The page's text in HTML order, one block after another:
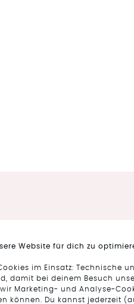
Website für dich zu
im Einsatz: Technische
damit bei deinem Besuch
Marketing- und Analyse-
können. Du kannst jederzeit
Alle zwei Wochen
Lieblingsstück nicht
unterstützt uns
zur Seite.